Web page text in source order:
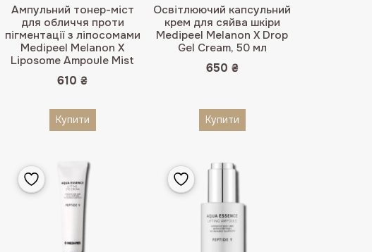
Ампульний тонер-міст
для обличчя проти
пігментації з ліпосомами
Medipeel Melanon X
Liposome Ampoule Mist
610₴
Купити
Освітлюючий капсульний
крем для сяйва шкіри
Medipeel Melanon X Drop
Gel Cream, 50 мл
Оцінено в
5.00з 5
650 ₴
Купити